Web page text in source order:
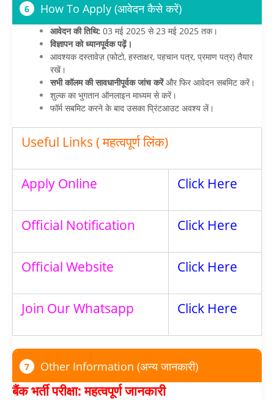
6 How To Apply (आवेदन कैसे करें)
आवेदन की तिथि: 03 मई 2025 से 23 मई 2025 तक।
विज्ञापन को ध्यानपूर्वक पढ़ें।
आवश्यक दस्तावेज़ (फोटो, हस्ताक्षर, पहचान पत्र, प्रमाण पत्र) तैयार
रखें।
सभी कॉलम की सावधानीपूर्वक जांच करेंऔर फिर आवेदन सबमिट करें।
शुल्क का भुगतान ऑनलाइन माध्यम से करें।
फॉर्म सबमिट करने के बाद उसका प्रिंटआउट अवश्य लें।
Useful Links ( महत्वपूर्ण लिंक)
Apply Online Click Here
Official Notification Click Here
Official Website Click Here
Join Our Whatsapp Click Here
7 Other Information (अन्य जानकारी)
बैंक भर्ती परीक्षा: महत्वपूर्ण जानकारी